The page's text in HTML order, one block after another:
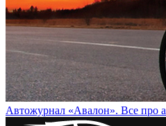
Автожурнал «Авалон». Все про